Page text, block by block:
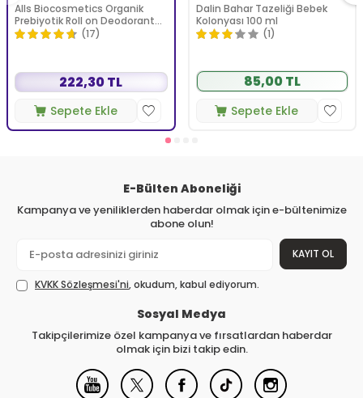
Alls Biocosmetics Organik
Prebiyotik Roll on Deodorant
75 ml - Kadınlar İçin
(17)
222,30 TL
Sepete Ekle
Dalin Bahar Tazeliği Bebek
Kolonyası 100 ml
(1)
85,00 TL
Sepete Ekle
E-Bülten Aboneliği
Kampanya ve yeniliklerden haberdar olmak için e-bültenimize
abone olun!
KAYIT OL
KVKK Sözleşmesi'ni, okudum, kabul ediyorum.
Sosyal Medya
Takipçilerimize özel kampanya ve fırsatlardan haberdar
olmak için bizi takip edin.